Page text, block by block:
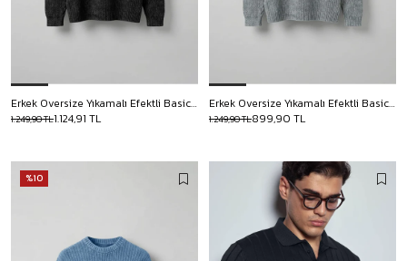
Erkek Oversize Yıkamalı Efektli Basic Kazak Siyah
1.124,91 TL
1.249,90 TL
Erkek Oversize Yıkamalı Efektli Basic Kazak Gri
899,90 TL
1.249,90 TL
%10